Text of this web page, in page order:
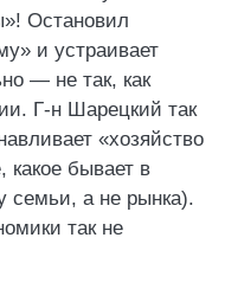
Остановил
и устраивает
— не так, как
Г-н Шарецкий так
«хозяйство
какое бывает в
семьи, а не рынка).
так не